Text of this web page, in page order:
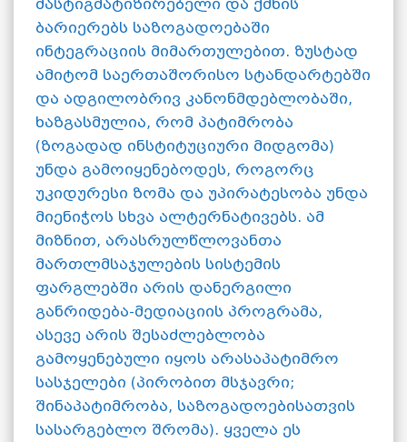
მასტიგმატიზირებელი და ქმნის
ბარიერებს საზოგადოებაში
ინტეგრაციის მიმართულებით. ზუსტად
ამიტომ საერთაშორისო სტანდარტებში
და ადგილობრივ კანონმდებლობაში,
ხაზგასმულია, რომ პატიმრობა
(ზოგადად ინსტიტუციური მიდგომა)
უნდა გამოიყენებოდეს, როგორც
უკიდურესი ზომა და უპირატესობა უნდა
მიენიჭოს სხვა ალტერნატივებს. ამ
მიზნით, არასრულწლოვანთა
მართლმსაჯულების სისტემის
ფარგლებში არის დანერგილი
განრიდება-მედიაციის პროგრამა,
ასევე არის შესაძლებლობა
გამოყენებული იყოს არასაპატიმრო
სასჯელები (პირობით მსჯავრი;
შინაპატიმრობა, საზოგადოებისათვის
სასარგებლო შრომა). ყველა ეს